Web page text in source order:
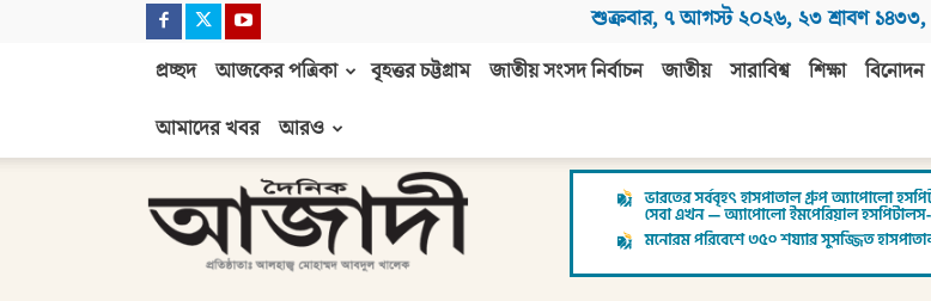
শুক্রবার, ৭ আগস্ট ২০২৬, ২৩ শ্রাবণ ১৪৩৩,
প্রচ্ছদ আজকের পত্রিকা বৃহত্তর চট্টগ্রাম জাতীয় সংসদ নির্বাচন জাতীয় সারাবিশ্ব শিক্ষা বিনোদন
আমাদের খবর
আরও
আজাদী